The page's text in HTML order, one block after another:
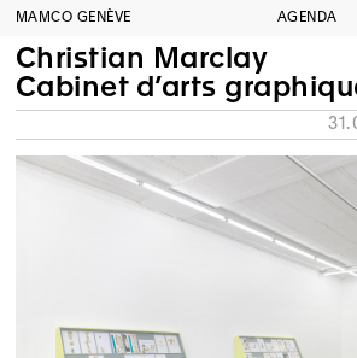
MAMCO GENÈVE AGENDA
Christian Marclay
Cabinet d’arts